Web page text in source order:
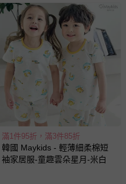
滿1件95折，滿3件85折
韓國 Maykids - 輕薄細柔棉短
袖家居服-童趣雲朵星月-米白